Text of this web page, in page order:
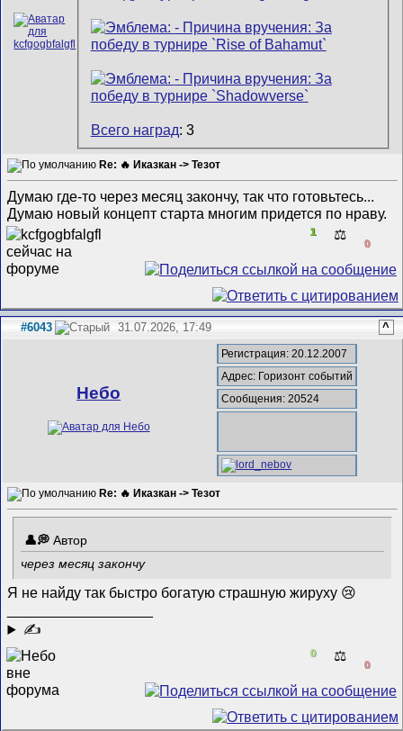
Всего наград: 3
Re: 🔥 Иказкан -> Тезот
Думаю где-то через месяц закончу, так что готовьтесь...
Думаю новый концепт старта многим придется по нраву.
1 ⚖️
0
#6043 31.07.2026, 17:49 ^
Небо
Регистрация: 20.12.2007
Адрес: Горизонт событий
Сообщения: 20524
Re: 🔥 Иказкан -> Тезот
Автор
через месяц закончу
Я не найду так быстро богатую страшную жируху 😢
✍
0 ⚖️
0